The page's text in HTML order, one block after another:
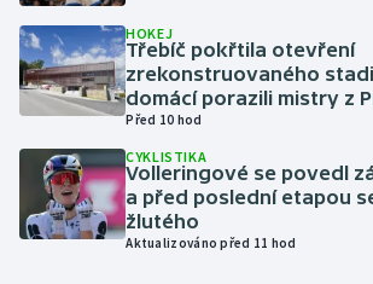
Motorsport
Olympijské hry
Parasport
Plavání
HOKEJ
Třebíč pokřtila otevření
zrekonstruovaného
domácí porazili mistry z
Před 10 hod
CYKLISTIKA
Volleringové se povedl
a před poslední etapou
žlutého
Aktualizováno před 11 hod